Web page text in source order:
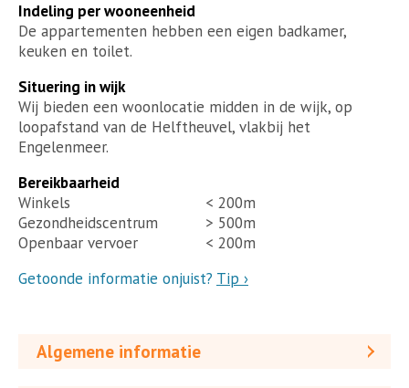
Indeling per wooneenheid
De appartementen hebben een eigen badkamer,
keuken en toilet.
Situering in wijk
Wij bieden een woonlocatie midden in de wijk, op
loopafstand van de Helftheuvel, vlakbij het
Engelenmeer.
Bereikbaarheid
Winkels
< 200m
Gezondheidscentrum
> 500m
Openbaar vervoer
< 200m
Getoonde informatie onjuist? Tip ›
Algemene informatie